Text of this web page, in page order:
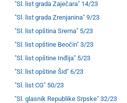
"Sl. list grada Zaječara" 14/23
"Sl. list grada Zrenjanina" 9/23
"Sl. list opština Srema" 5/23
"Sl. list opštine Beočin" 3/23
"Sl. list opštine Inđija" 5/23
"Sl. list opštine Šid" 6/23
"Sl. list CG" 50/23
"Sl. glasnik Republike Srpske" 32/23